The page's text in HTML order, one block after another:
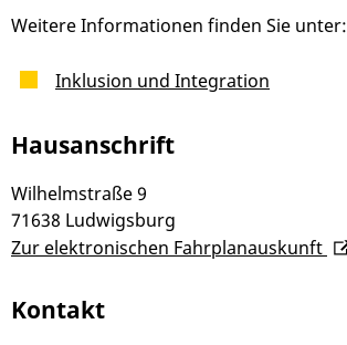
Weitere Informationen finden Sie unter:
Inklusion und Integration
Hausanschrift
Wilhelmstraße 9
71638 Ludwigsburg
Zur elektronischen Fahrplanauskunft
Kontakt